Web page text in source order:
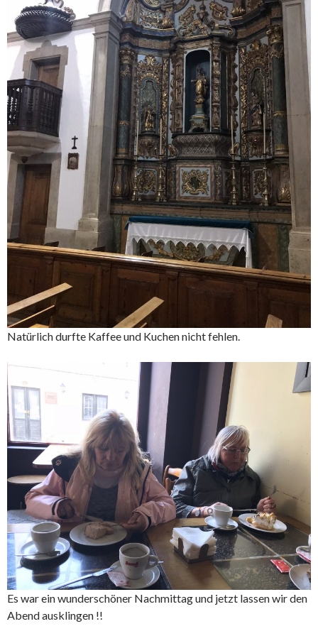
Natürlich durfte Kaffee und Kuchen nicht fehlen.
Es war ein wunderschöner Nachmittag und jetzt lassen wir den
Abend ausklingen !!